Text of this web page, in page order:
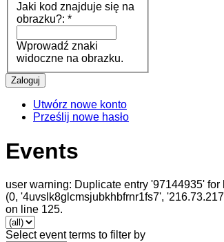
Jaki kod znajduje się na
obrazku?: *
Wprowadź znaki
widoczne na obrazku.
Utwórz nowe konto
Prześlij nowe hasło
Events
user warning: Duplicate entry '97144935'
(0, '4uvslk8glcmsjubkhbfrnr1fs7',
on line 125.
Select event terms to filter by